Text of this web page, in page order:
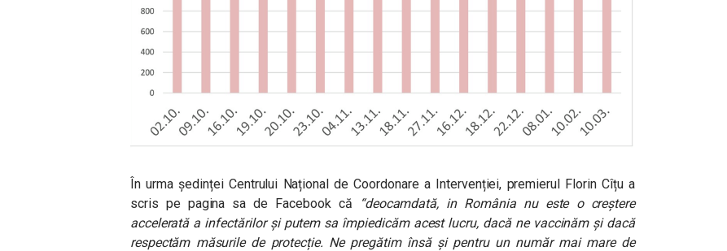
În urma ședinței Centrului Național de Coordonare a Intervenției, premierul Florin Cîțu a
scris pe pagina sa de Facebook că
“deocamdată, in România nu este o creștere
accelerată a infectărilor și putem sa împiedicăm acest lucru, dacă ne vaccinăm și dacă
respectăm măsurile de protecție. Ne pregătim însă și pentru un număr mai mare de